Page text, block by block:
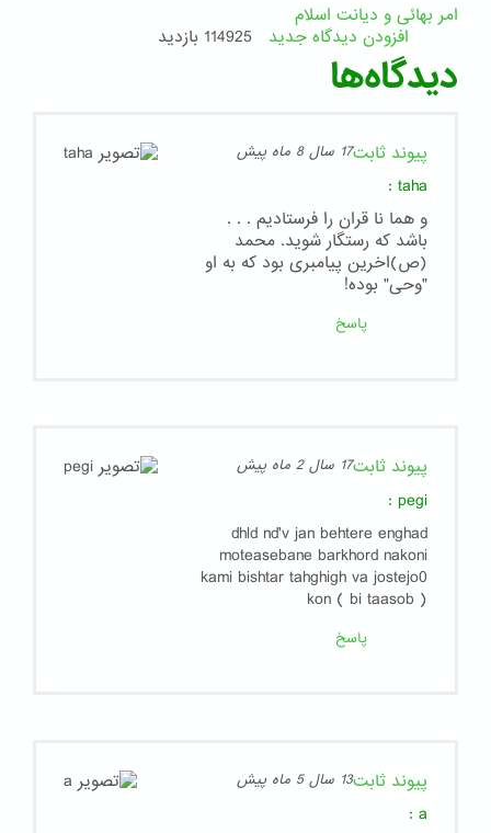
امر بهائی و دیانت اسلام
افزودن دیدگاه جدید
114925 بازدید
دیدگاه‌ها
پیوند ثابت17 سال 8 ماه پیش
taha
:
و هما نا قران را فرستادیم . . .
باشد که رستگار شوید. محمد
(ص)اخرین پیامبری بود که به او
"وحی" بوده!
پاسخ
پیوند ثابت17 سال 2 ماه پیش
pegi
:
dhld nd'v jan behtere enghad
moteasebane barkhord nakoni
kami bishtar tahghigh va jostejo0
kon ( bi taasob )
پاسخ
پیوند ثابت13 سال 5 ماه پیش
a
: